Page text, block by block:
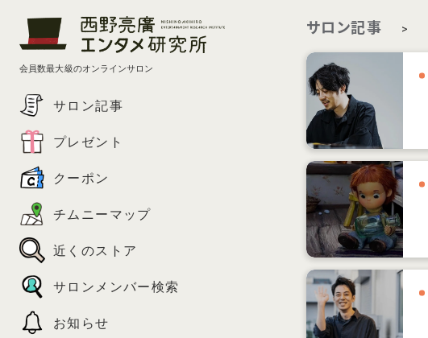
会員数最大級のオンラインサロン
サロン記事
プレゼント
クーポン
チムニーマップ
近くのストア
サロンメンバー検索
お知らせ
サロン記事 >